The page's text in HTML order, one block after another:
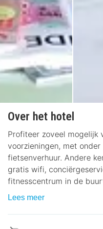
Over het hotel
Profiteer zoveel mogelijk
voorzieningen, met onder
fietsenverhuur. Andere
gratis wifi,
fitnesscentrum in de
Lees meer